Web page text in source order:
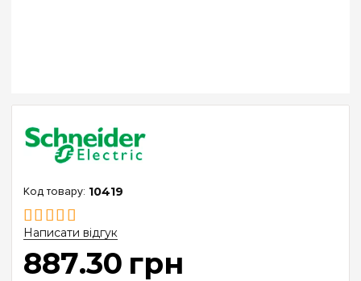
10419
Написати відгук
887.30 грн